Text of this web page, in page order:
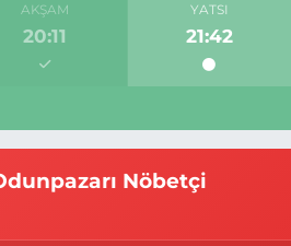
AKŞAM
20:11
YATSI
21:42
Nöbetçi